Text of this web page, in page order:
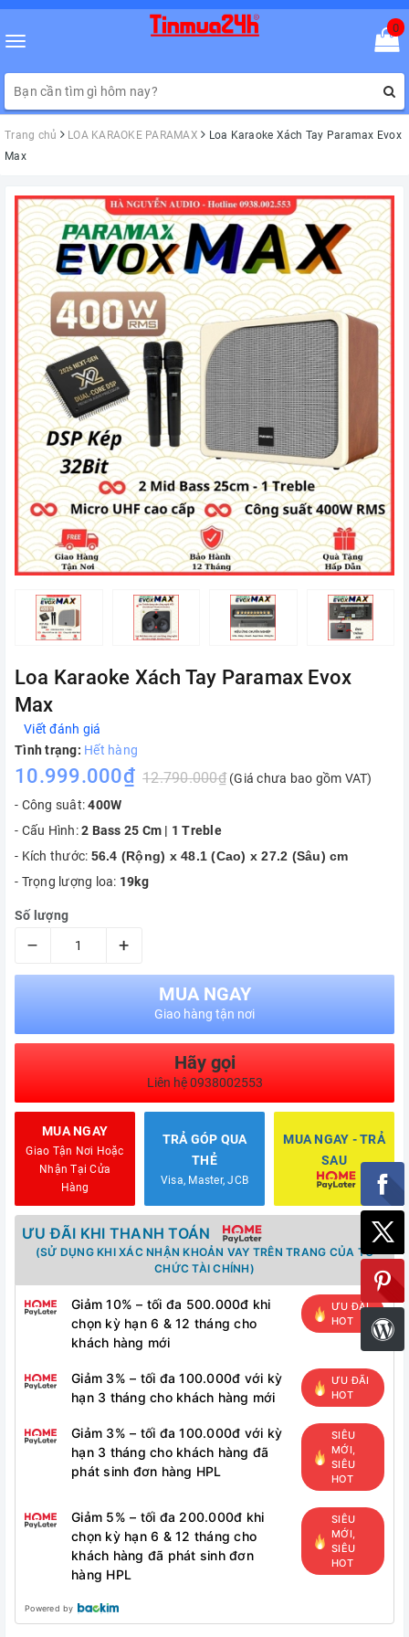
Toggle
0
Trang chủ LOA KARAOKE PARAMAX
Loa Karaoke Xách Tay Paramax Evox
Max
Loa Karaoke Xách Tay Paramax Evox
Max
Viết đánh giá
Tình trạng: Hết hàng
10.999.000₫ 12.790.000₫ (Giá chưa bao gồm VAT)
- Công suât:400W
- Cấu Hình:2 Bass 25 Cm | 1 Treble
- Kích thước: 56.4 (Rộng) x 48.1 (Cao) x 27.2 (Sâu) cm
- Trọng lượng loa: 19kg
Số lượng
– +
MUA NGAY
Giao hàng tận nơi
Hãy gọi
Liên hệ 0938002553
MUA NGAY
Giao Tận Nơi Hoặc
Nhận Tại Cửa
Hàng
TRẢ GÓP QUA
THẺ
Visa, Master, JCB
MUA NGAY - TRẢ
SAU
ƯU ĐÃI KHI THANH TOÁN
(SỬ DỤNG KHI XÁC NHẬN KHOẢN VAY TRÊN TRANG CỦA TỔ
CHỨC TÀI CHÍNH)
Giảm 10% – tối đa 500.000đ khi
chọn kỳ hạn 6 & 12 tháng cho
khách hàng mới
ƯU ĐÃI
HOT
Giảm 3% – tối đa 100.000đ với kỳ
hạn 3 tháng cho khách hàng mới
ƯU ĐÃI
HOT
Giảm 3% – tối đa 100.000đ với kỳ
hạn 3 tháng cho khách hàng đã
phát sinh đơn hàng HPL
SIÊU
MỚI,
SIÊU
HOT
Giảm 5% – tối đa 200.000đ khi
chọn kỳ hạn 6 & 12 tháng cho
khách hàng đã phát sinh đơn
hàng HPL
SIÊU
MỚI,
SIÊU
HOT
Powered by